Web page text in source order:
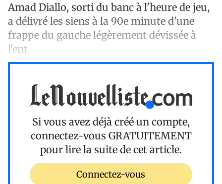
Amad Diallo, sorti du banc à l'heure de jeu,
a délivré les siens à la 90e minute d'une
frappe du gauche légèrement dévissée à
l'ent
Si vous avez déjà créé un compte,
connectez-vous GRATUITEMENT
pour lire la suite de cet article.
Connectez-vous